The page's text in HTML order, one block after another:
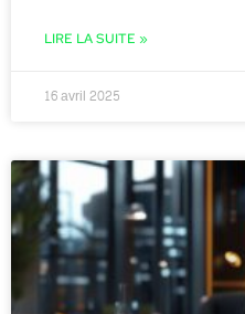
LIRE LA SUITE »
16 avril 2025